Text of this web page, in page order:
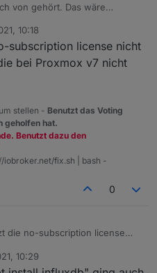
von gehört. Das wäre
10:18
subscription license nicht
bei Proxmox v7 nicht
stellen - Benutzt das Voting
geholfen hat.
Benutzt dazu den
iobroker.net/fix.sh | bash -
0
die no-subscription license
10:29